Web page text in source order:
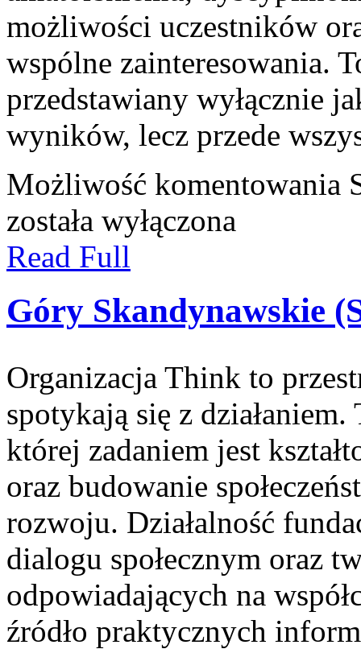
możliwości uczestników
wspólne zainteresowania.
przedstawiany wyłącznie
wyników, lecz przede
Możliwość komentowania
została wyłączona
Read Full
Góry Skandynawskie
Organizacja Think to
spotykają się z
której zadaniem jest
oraz budowanie
rozwoju. Działalność
dialogu społecznym oraz
odpowiadających na
źródło praktycznych